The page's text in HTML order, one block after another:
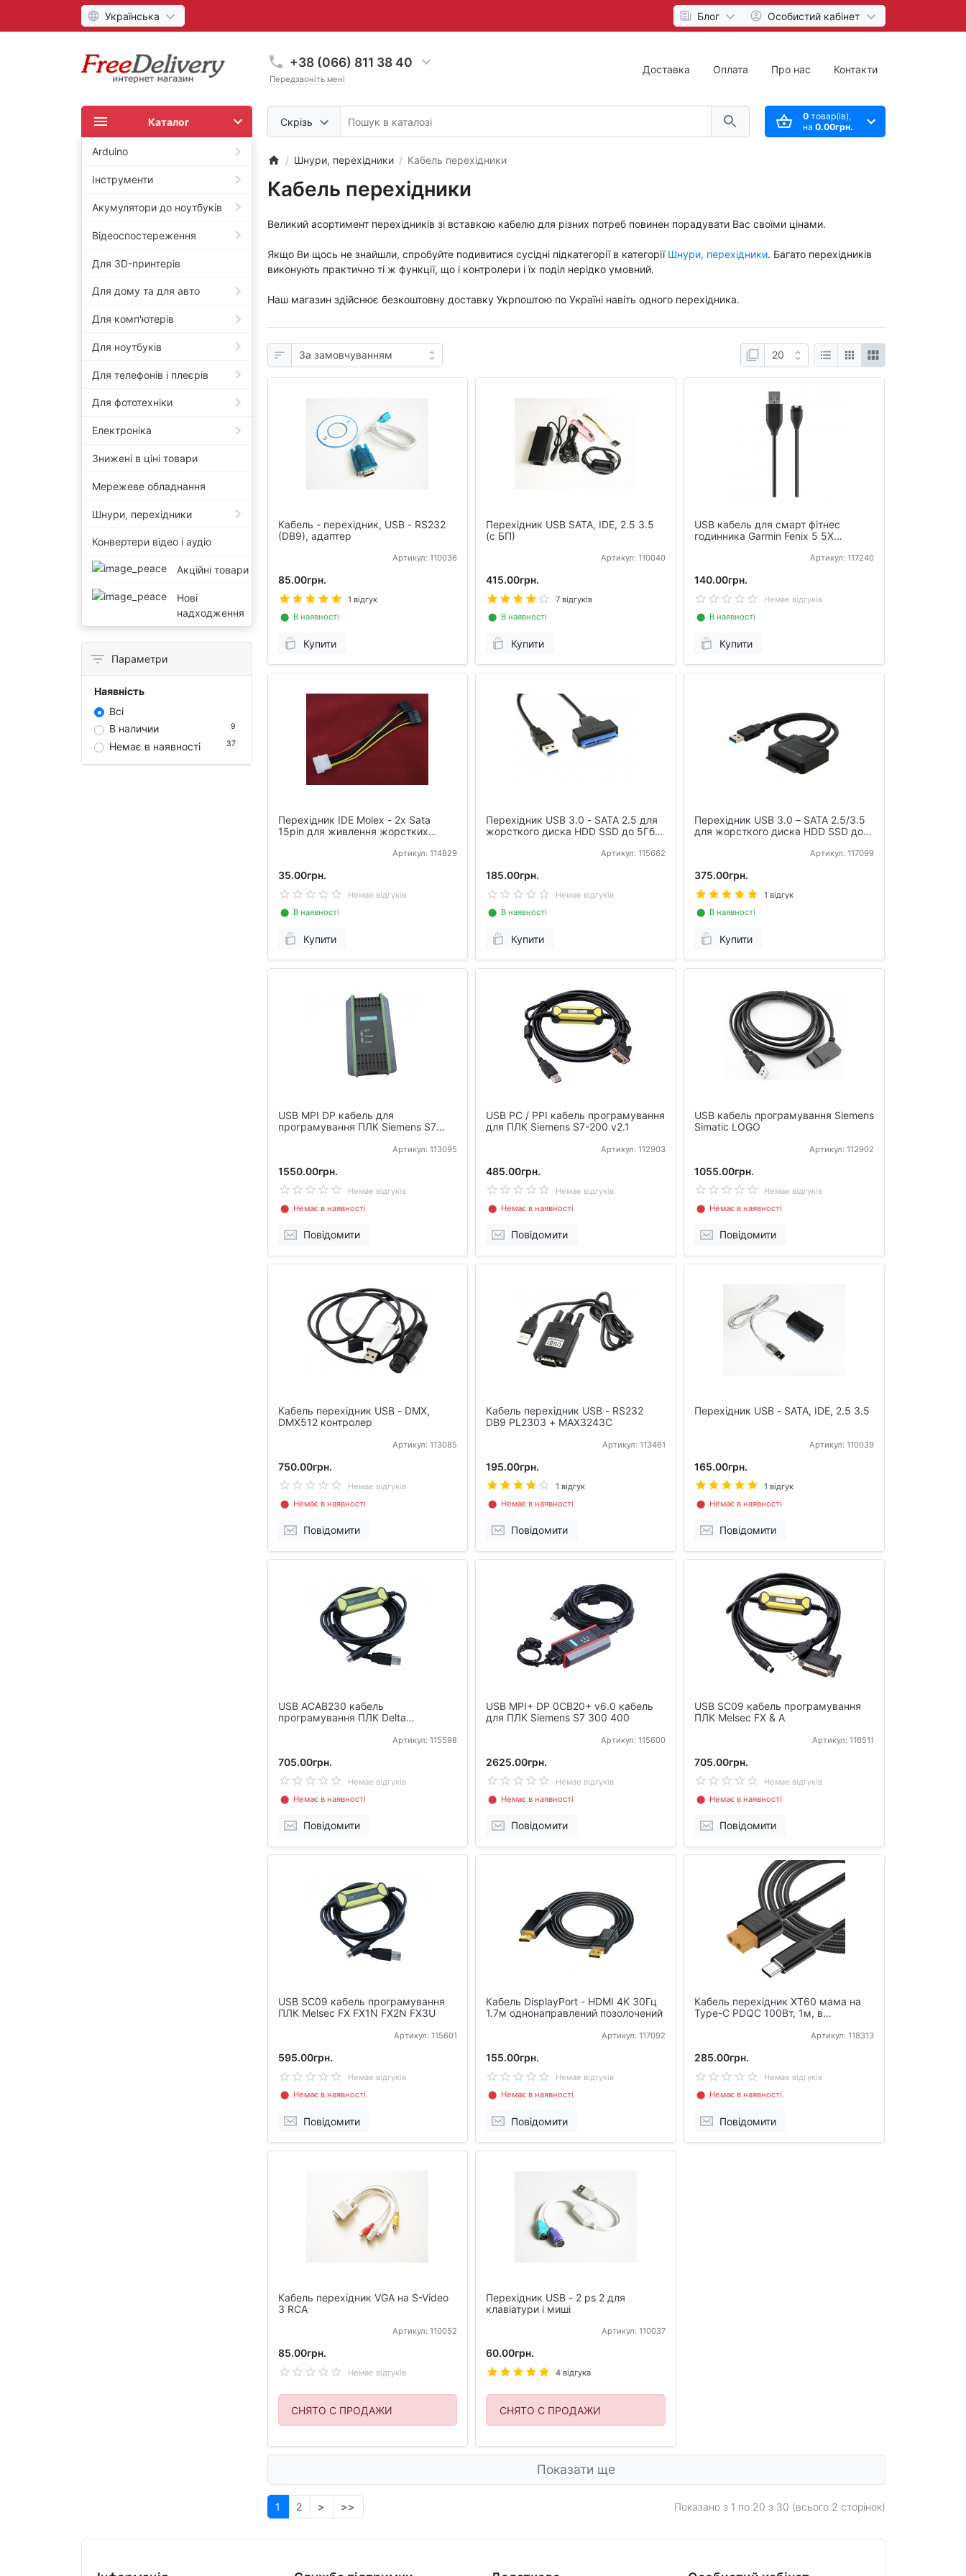
Українська Блог Особистий кабінет
+38 (066) 811 38 40
Передзвоніть мені
Скрізь
Доставка Оплата Про нас Контакти
0товар(ів),
на 0.00грн.
Каталог
Arduino
Інструменти
Акумулятори до ноутбуків
Відеоспостереження
Для 3D-принтерів
Для дому та для авто
Для комп'ютерів
Для ноутбуків
Для телефонів і плеєрів
Для фототехніки
Електроніка
Знижені в ціні товари
Мережеве обладнання
Шнури, перехідники
Конвертери відео і аудіо
Акційні товари
Нові
надходження
Параметри
Наявність
Всі
В наличии
9
Немає в наявності 37
Шнури, перехідники Кабель перехідники
Кабель перехідники
Великий асортимент перехідників зі вставкою кабелю для різних потреб повинен порадувати Вас своїми цінами.
Якщо Ви щось не знайшли, спробуйте подивитися сусідні підкатегорії в категорії Шнури, перехідники. Багато перехідників
виконують практично ті ж функції, що і контролери і їх поділ нерідко умовний.
Наш магазин здійснює безкоштовну доставку Укрпоштою по Україні навіть одного перехідника.
Кабель - перехідник, USB - RS232
(DB9), адаптер
Артикул: 110036
85.00грн.
1 відгук
⬤ В наявності
Купити
Перехідник USB SATA, IDE, 2.5 3.5
(с БП)
Артикул: 110040
415.00грн.
7 відгуків
⬤ В наявності
Купити
USB кабель для смарт фітнес
годинника Garmin Fenix ​​5 5X
Артикул: 117240
140.00грн.
Немае відгуків
⬤ В наявності
Купити
Перехідник IDE Molex - 2x Sata
15pin для живлення жорстких
Артикул: 114829
35.00грн.
Немае відгуків
⬤ В наявності
Купити
Перехідник USB 3.0 - SATA 2.5 для
жорсткого диска HDD SSD до 5Гбіт
Артикул: 115662
185.00грн.
Немае відгуків
⬤ В наявності
Купити
Перехідник USB 3.0 – SATA 2.5/3.5
для жорсткого диска HDD SSD до
Артикул: 117099
375.00грн.
1 відгук
⬤ В наявності
Купити
USB MPI DP кабель для
програмування ПЛК Siemens S7
Артикул: 113095
1550.00грн.
Немае відгуків
⬤ Немає в наявності
Повідомити
USB PC / PPI кабель програмування
для ПЛК Siemens S7-200 v2.1
Артикул: 112903
485.00грн.
Немае відгуків
⬤ Немає в наявності
Повідомити
USB кабель програмування Siemens
Simatic LOGO
Артикул: 112902
1055.00грн.
Немае відгуків
⬤ Немає в наявності
Повідомити
Кабель перехідник USB - DMX,
DMX512 контролер
Артикул: 113085
750.00грн.
Немае відгуків
⬤ Немає в наявності
Повідомити
Кабель перехідник USB - RS232
DB9 PL2303 + MAX3243C
Артикул: 113461
195.00грн.
1 відгук
⬤ Немає в наявності
Повідомити
Перехідник USB - SATA, IDE, 2.5 3.5
Артикул: 110039
165.00грн.
1 відгук
⬤ Немає в наявності
Повідомити
USB ACAB230 кабель
програмування ПЛК Delta
Артикул: 115598
705.00грн.
Немае відгуків
⬤ Немає в наявності
Повідомити
USB MPI+ DP 0CB20+ v6.0 кабель
для ПЛК Siemens S7 300 400
Артикул: 115600
2625.00грн.
Немае відгуків
⬤ Немає в наявності
Повідомити
USB SC09 кабель програмування
ПЛК Melsec FX & A
Артикул: 116511
705.00грн.
Немае відгуків
⬤ Немає в наявності
Повідомити
USB SC09 кабель програмування
ПЛК Melsec FX FX1N FX2N FX3U
Артикул: 115601
595.00грн.
Немае відгуків
⬤ Немає в наявності
Повідомити
Кабель DisplayPort - HDMI 4K 30Гц
1.7м однонаправлений позолочений
Артикул: 117092
155.00грн.
Немае відгуків
⬤ Немає в наявності
Повідомити
Кабель перехідник XT60 мама на
Type-C PDQC 100Вт, 1м, в
Артикул: 118313
285.00грн.
Немае відгуків
⬤ Немає в наявності
Повідомити
Кабель перехідник VGA на S-Video
3 RCA
Артикул: 110052
85.00грн.
Немае відгуків
СНЯТО С ПРОДАЖИ
Перехідник USB - 2 ps 2 для
клавіатури і миші
Артикул: 110037
60.00грн.
4 відгука
СНЯТО С ПРОДАЖИ
Показати ще
Показано з 1 по 20 з 30 (всього 2 сторінок)
1 2 > >>